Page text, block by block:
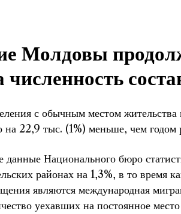
Молдовы
численность
с обычным местом
на 22,9 тыс. (1%) меньше, чем годом
данные Национального бюро
районах на 1,3%, в то время
являются международная
уехавших на постоянное